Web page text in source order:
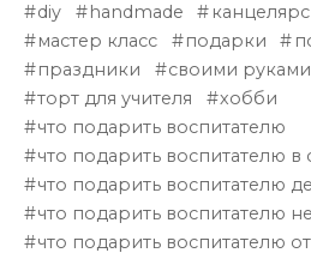
diy handmade
мастер класс
подарки
праздники
своими руками
торт для учителя
хобби
что подарить воспитателю
что подарить воспитателю в
что подарить воспитателю
что подарить воспитателю
что подарить воспитателю